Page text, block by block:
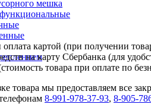
мешка
картой (при получении
на карту Сбербанка (для
товара при оплате по
товара мы предоставляем все
8-991-978-37-93, 8-905-